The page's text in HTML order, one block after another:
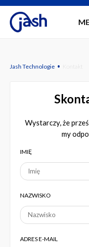
Jash Technologie ·
Wystarczy, że
my
IMIĘ
NAZWISKO
ADRES E-MAIL